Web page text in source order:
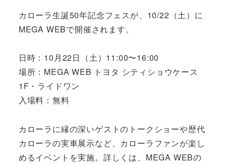
カローラ生誕50年記念フェスが、10/22（土）に
MEGA WEBで開催されます。
日時：10月22日（土）11:00〜16:00
場所：MEGA WEB トヨタ シティショウケース
1F・ライドワン
入場料：無料
カローラに縁の深いゲストのトークショーや歴代
カローラの実車展示など、カローラファンが楽し
めるイベントを実施。詳しくは、MEGA WEBの